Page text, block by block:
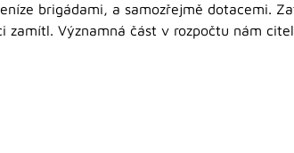
brigádami, a samozřejmě dotacemi.
Významná část v rozpočtu nám